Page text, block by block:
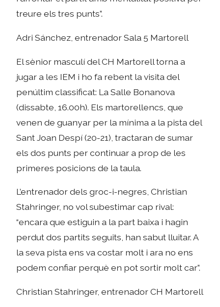
treure els tres punts”.
Adri Sánchez, entrenador Sala 5 Martorell
El sènior masculí del CH Martorell torna a
jugar a les IEM i ho fa rebent la visita del
penúltim classificat: La Salle Bonanova
(dissabte, 16.00h). Els martorellencs, que
venen de guanyar per la mínima a la pista del
Sant Joan Despí (20-21), tractaran de sumar
els dos punts per continuar a prop de les
primeres posicions de la taula.
L’entrenador dels groc-i-negres, Christian
Stahringer, no vol subestimar cap rival:
“encara que estiguin a la part baixa i hagin
perdut dos partits seguits, han sabut lluitar. A
la seva pista ens va costar molt i ara no ens
podem confiar perquè en pot sortir molt car”.
Christian Stahringer, entrenador CH Martorell